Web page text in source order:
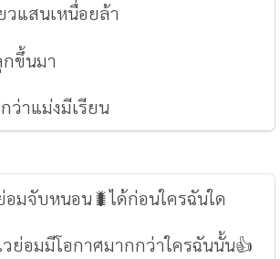
วแสนเหนื่อยล้า
ขึ้นมา
ว่าแม่งมีเรียน
มจับหนอน🐛ได้ก่อนใครฉันใด
ย่อมมีโอกาศมากกว่าใครฉันนั้น👍